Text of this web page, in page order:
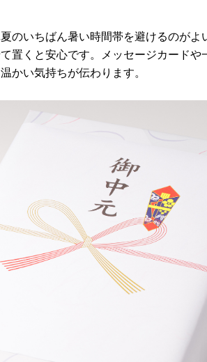
のいちばん暑い時間帯を避けるのが
置くと安心です。メッセージカード
かい気持ちが伝わります。